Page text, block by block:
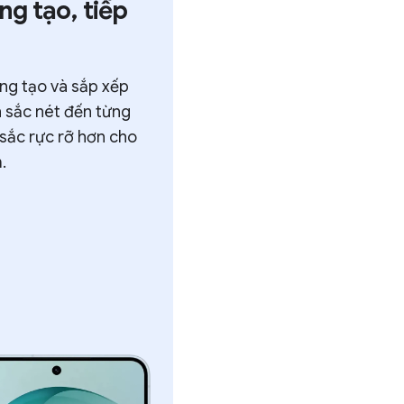
tiếp
và sắp xếp
đến từng
rỡ hơn cho